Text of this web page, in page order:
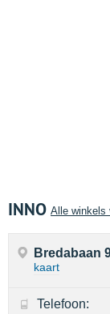
INNO Alle winkels
Bredabaan
kaart
Telefoon: